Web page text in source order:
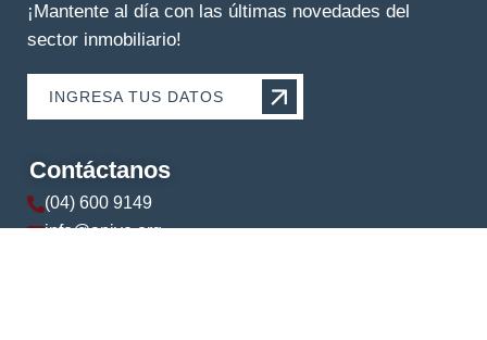
¡Mantente al día con las últimas novedades del
sector inmobiliario!
INGRESA TUS DATOS
Contáctanos
(04) 600 9149
info@apive.org